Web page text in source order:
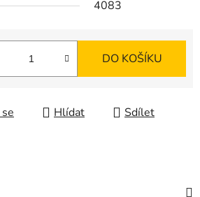
4083
DO KOŠÍKU
Hlídat Sdílet